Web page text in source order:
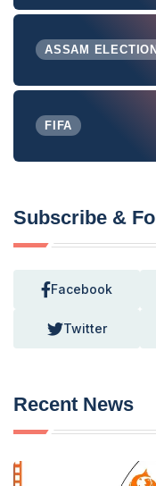
ASSAM
FIFA
Subscribe &
Facebook
Twitter
Recent News